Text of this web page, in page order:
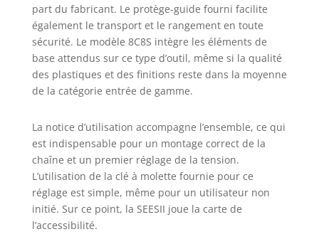
maximale, même
dans les zones
difficiles d’accès,
faisant de cette
elagueuse un outil
de coupe
vraiment
Lubrification
Automatique de la
Chaîne : Le
système de
lubrification a été
amélioré pour
éviter les fuites
part du fabricant. Le protège-guide fourni facilite
également le transport et le rangement en toute
sécurité. Le modèle 8C8S intègre les éléments de
base attendus sur ce type d’outil, même si la qualité
des plastiques et des finitions reste dans la moyenne
de la catégorie entrée de gamme.
La notice d’utilisation accompagne l’ensemble, ce qui
est indispensable pour un montage correct de la
chaîne et un premier réglage de la tension.
L’utilisation de la clé à molette fournie pour ce
réglage est simple, même pour un utilisateur non
initié. Sur ce point, la SEESII joue la carte de
l’accessibilité.